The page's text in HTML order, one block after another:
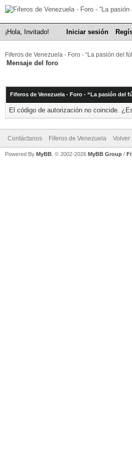
¡Hola, Invitado! Iniciar sesión
Fiferos de Venezuela - Foro - “La pasión del
Mensaje del foro
Fiferos de Venezuela - Foro - “La pasión del
El código de autorización no coincide.
Contáctanos Fiferos de Venezuela Volver
Powered By MyBB , © 2002-2026 MyBB Group /